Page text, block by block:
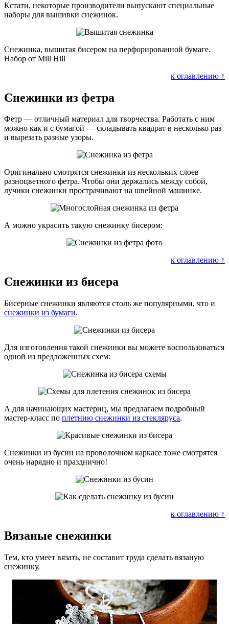
Кстати, некоторые производители выпускают специальные
наборы для вышивки снежинок.
Снежинка, вышитая бисером на перфорированной бумаге.
Набор от Mill Hill
к оглавлению ↑
Снежинки из фетра
Фетр — отличный материал для творчества. Работать с ним
можно как и с бумагой — складывать квадрат в несколько раз
и вырезать разные узоры.
Оригинально смотрятся снежинки из нескольких слоев
разноцветного фетра. Чтобы они держались между собой,
лучики снежинки прострачивают на швейной машинке.
А можно украсить такую снежинку бисером:
к оглавлению ↑
Снежинки из бисера
Бисерные снежинки являются столь же популярными, что и
снежинки из бумаги.
Для изготовления такой снежинки вы можете воспользоваться
одной из предложенных схем:
А для начинающих мастериц, мы предлагаем подробный
мастер-класс по плетнию снежинки из стекляруса.
Снежинки из бусин на проволочном каркасе тоже смотрятся
очень нарядно и празднично!
к оглавлению ↑
Вязаные снежинки
Тем, кто умеет вязать, не составит труда сделать вязаную
снежинку.